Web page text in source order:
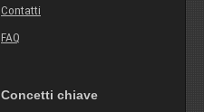
Contatti
FAQ
Concetti chiave